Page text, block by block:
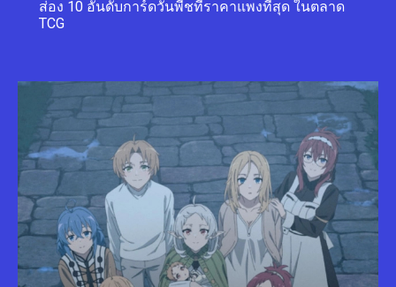
ส่อง 10 อันดับการ์ดวันพีชที่ราคาแพงที่สุด ในตลาด
TCG